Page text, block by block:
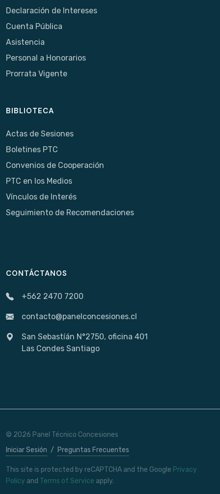
Declaración de Intereses
Cuenta Pública
Asistencia
Personal a Honorarios
Prorrata Vigente
BIBLIOTECA
Actas de Sesiones
Boletines PTC
Convenios de Cooperación
PTC en los Medios
Vínculos de Interés
Seguimiento de Recomendaciones
CONTÁCTANOS
+562 2470 7200
contacto@panelconcesiones.cl
San Sebastíán N°2750, oficina 401
Las Condes Santiago
© 2026 Panel Técnico Concesiones
Iniciar Sesión / Preguntas Frecuentes
This site is protected by reCAPTCHA and the Google Privacy
Policy and Terms of Service apply.